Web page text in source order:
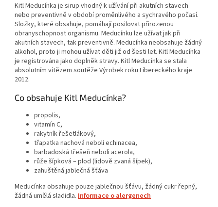
Kitl Meducínka je sirup vhodný k užívání při akutních stavech
nebo preventivně v období proměnlivého a sychravého počasí.
Složky, které obsahuje, pomáhají posilovat přirozenou
obranyschopnost organismu. Meducínku lze užívat jak při
akutních stavech, tak preventivně. Meducínka neobsahuje žádný
alkohol, proto ji mohou užívat děti již od šesti let. Kitl Meducínka
je registrována jako doplněk stravy. Kitl Meducínka se stala
absolutním vítězem soutěže Výrobek roku Libereckého kraje
2012.
Co obsahuje Kitl Meducínka?
propolis,
vitamín C,
rakytník řešetlákový,
třapatka nachová neboli echinacea,
barbadoská třešeň neboli acerola,
růže šípková – plod (lidově zvaná šípek),
zahuštěná jablečná šťáva
Meducínka obsahuje pouze jablečnou šťávu, žádný cukr řepný,
žádná umělá sladidla. Informace o alergenech